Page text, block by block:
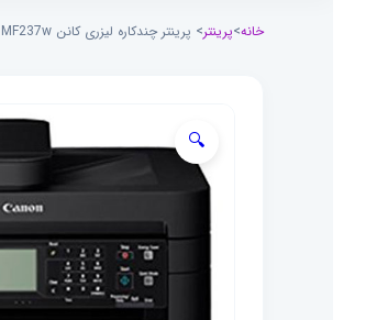
خانه>پرینتر> پرینتر چندکاره لیزری کانن i-Sensys MF237w